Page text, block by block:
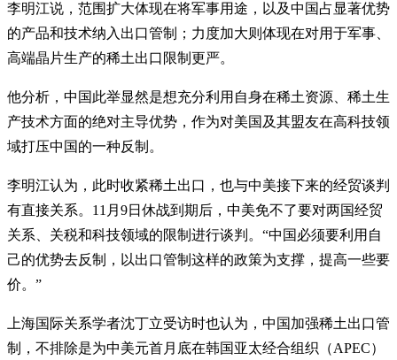
李明江说，范围扩大体现在将军事用途，以及中国占显著优势
的产品和技术纳入出口管制；力度加大则体现在对用于军事、
高端晶片生产的稀土出口限制更严。
他分析，中国此举显然是想充分利用自身在稀土资源、稀土生
产技术方面的绝对主导优势，作为对美国及其盟友在高科技领
域打压中国的一种反制。
李明江认为，此时收紧稀土出口，也与中美接下来的经贸谈判
有直接关系。11月9日休战到期后，中美免不了要对两国经贸
关系、关税和科技领域的限制进行谈判。“中国必须要利用自
己的优势去反制，以出口管制这样的政策为支撑，提高一些要
价。”
上海国际关系学者沈丁立受访时也认为，中国加强稀土出口管
制，不排除是为中美元首月底在韩国亚太经合组织（APEC）